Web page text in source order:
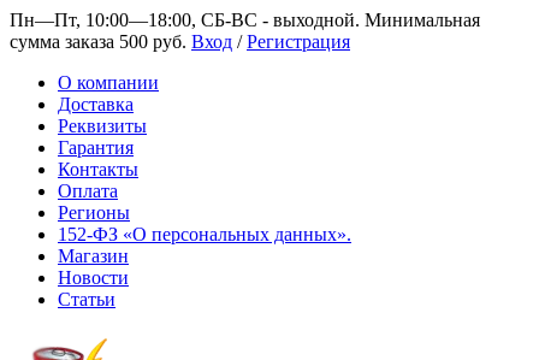
Пн—Пт, 10:00—18:00, СБ-ВС - выходной. Минимальная
сумма заказа 500 руб. Вход /Регистрация
О компании
Доставка
Реквизиты
Гарантия
Контакты
Оплата
Регионы
152-ФЗ «О персональных данных».
Магазин
Новости
Статьи